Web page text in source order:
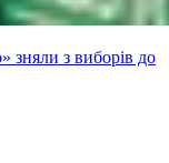
зняли з виборів до